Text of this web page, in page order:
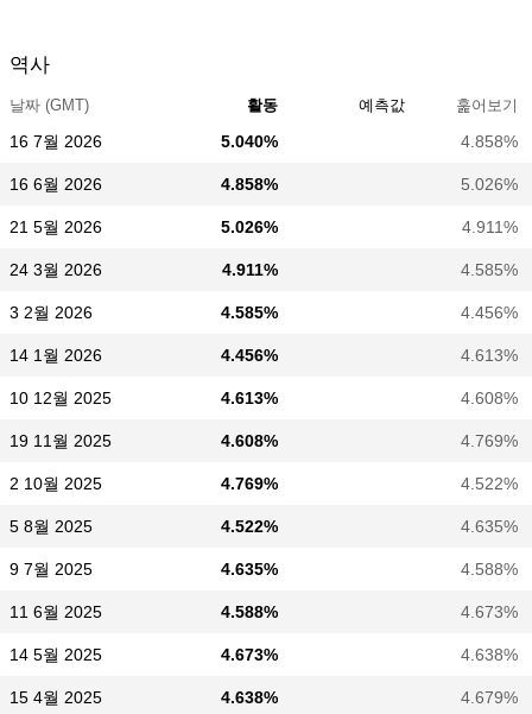
역사
날짜 (GMT) 활동 예측값 훑어보기
16 7월 2026 5.040% 4.858%
16 6월 2026 4.858% 5.026%
21 5월 2026 5.026% 4.911%
24 3월 2026 4.911% 4.585%
3 2월 2026 4.585% 4.456%
14 1월 2026 4.456% 4.613%
10 12월 2025 4.613% 4.608%
19 11월 2025 4.608% 4.769%
2 10월 2025 4.769% 4.522%
5 8월 2025 4.522% 4.635%
9 7월 2025 4.635% 4.588%
11 6월 2025 4.588% 4.673%
14 5월 2025 4.673% 4.638%
15 4월 2025 4.638% 4.679%